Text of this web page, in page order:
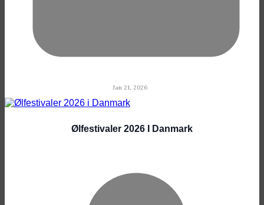
Jan 21, 2026
Ølfestivaler 2026 I Danmark